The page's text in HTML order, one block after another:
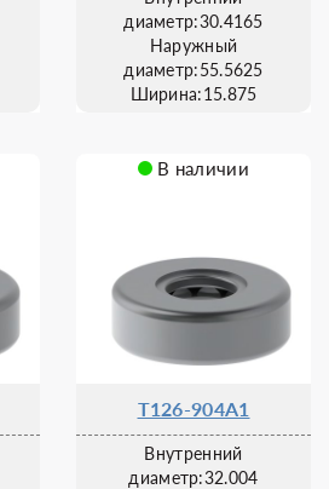
диаметр:30.4165
Наружный
диаметр:55.5625
Ширина:15.875
В наличии
T126-904A1
Внутренний
диаметр:32.004